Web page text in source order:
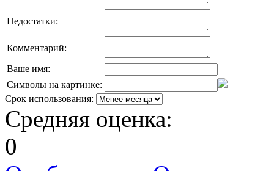
Недостатки:
Комментарий:
Ваше имя:
Символы на картинке:
Срок использования:
Средняя оценка:
0